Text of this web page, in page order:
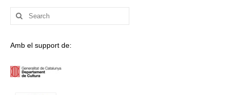
Search
for:
Amb el support de: